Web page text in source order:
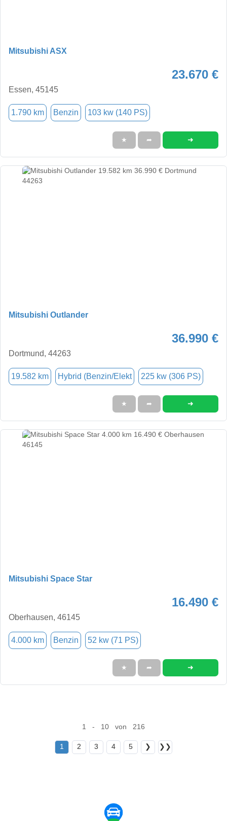
Mitsubishi ASX
23.670 €
Essen, 45145
1.790 km Benzin 103 kw (140 PS)
★ ➦ ➜
Mitsubishi Outlander
36.990 €
Dortmund, 44263
19.582 km Hybrid (Benzin/Elekt 225 kw (306 PS)
★ ➦ ➜
Mitsubishi Space Star
16.490 €
Oberhausen, 46145
4.000 km Benzin 52 kw (71 PS)
★ ➦ ➜
1 - 10 von 216
1 2 3 4 5 ❯ ❯❯